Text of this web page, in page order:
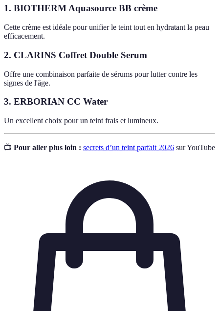
1. BIOTHERM Aquasource BB crème
Cette crème est idéale pour unifier le teint tout en hydratant la peau
efficacement.
2. CLARINS Coffret Double Serum
Offre une combinaison parfaite de sérums pour lutter contre les
signes de l'âge.
3. ERBORIAN CC Water
Un excellent choix pour un teint frais et lumineux.
📺 Pour aller plus loin : secrets d’un teint parfait 2026 sur YouTube